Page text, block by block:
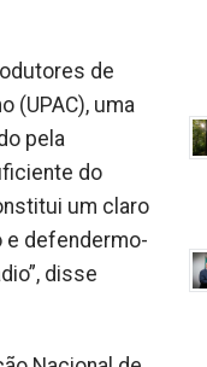
de
(UPAC), uma
pela
do
um claro
e defendermo-
disse